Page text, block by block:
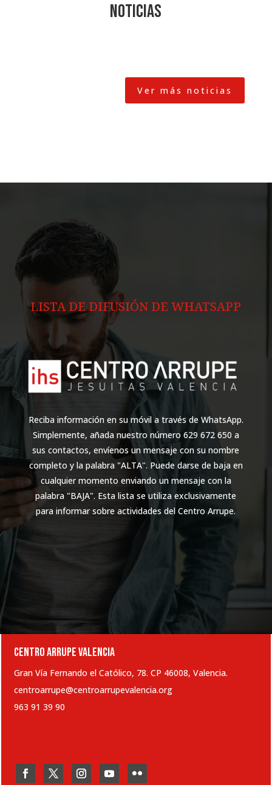
Noticias
Ver más noticias
LISTA DE DIFUSIÓN DE WHATSAPP
Reciba información en su móvil a través de WhatsApp.
Simplemente, añada nuestro número 629 672 650 a
sus contactos, envíenos un mensaje con su nombre
completo y la palabra "ALTA". Puede darse de baja en
cualquier momento enviando un mensaje con la
palabra "BAJA". Esta lista se utiliza exclusivamente
para informar sobre actividades del Centro Arrupe.
CENTRO ARRUPE VALENCIA
Gran Vía Fernando el Católico, 78. CP 46008, Valencia.
centroarrupe@centroarrupevalencia.org
963 91 39 90